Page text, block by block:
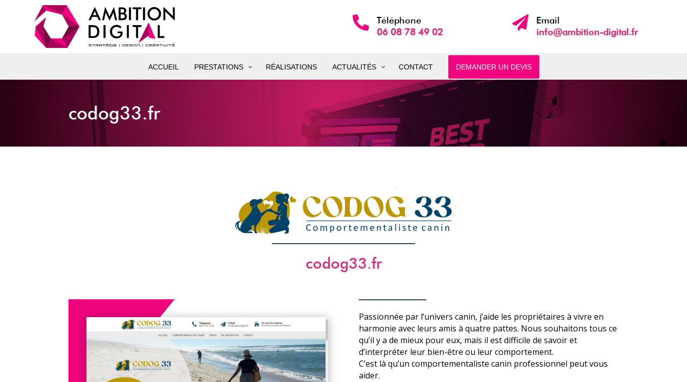

Téléphone
06 08 78 49 02

Email
info@ambition-digital.fr
ACCUEIL PRESTATIONS RÉALISATIONS ACTUALITÉS CONTACT DEMANDER UN DEVIS
codog33.fr
codog33.fr
Passionnée par l’univers canin, j’aide les propriétaires à vivre en
harmonie avec leurs amis à quatre pattes. Nous souhaitons tous ce
qu’il y a de mieux pour eux, mais il est difficile de savoir et
d’interpréter leur bien-être ou leur comportement.
C’est là qu’un comportementaliste canin professionnel peut vous
aider.